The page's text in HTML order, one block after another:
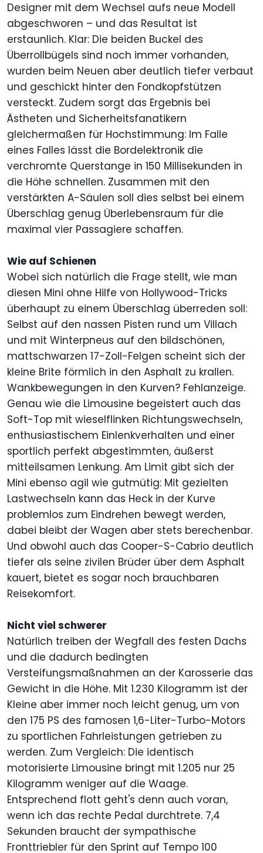
Designer mit dem Wechsel aufs neue Modell
abgeschworen – und das Resultat ist
erstaunlich. Klar: Die beiden Buckel des
Überrollbügels sind noch immer vorhanden,
wurden beim Neuen aber deutlich tiefer verbaut
und geschickt hinter den Fondkopfstützen
versteckt. Zudem sorgt das Ergebnis bei
Ästheten und Sicherheitsfanatikern
gleichermaßen für Hochstimmung: Im Falle
eines Falles lässt die Bordelektronik die
verchromte Querstange in 150 Millisekunden in
die Höhe schnellen. Zusammen mit den
verstärkten A-Säulen soll dies selbst bei einem
Überschlag genug Überlebensraum für die
maximal vier Passagiere schaffen.
Wie auf Schienen
Wobei sich natürlich die Frage stellt, wie man
diesen Mini ohne Hilfe von Hollywood-Tricks
überhaupt zu einem Überschlag überreden soll:
Selbst auf den nassen Pisten rund um Villach
und mit Winterpneus auf den bildschönen,
mattschwarzen 17-Zoll-Felgen scheint sich der
kleine Brite förmlich in den Asphalt zu krallen.
Wankbewegungen in den Kurven? Fehlanzeige.
Genau wie die Limousine begeistert auch das
Soft-Top mit wieselflinken Richtungswechseln,
enthusiastischem Einlenkverhalten und einer
sportlich perfekt abgestimmten, äußerst
mitteilsamen Lenkung. Am Limit gibt sich der
Mini ebenso agil wie gutmütig: Mit gezielten
Lastwechseln kann das Heck in der Kurve
problemlos zum Eindrehen bewegt werden,
dabei bleibt der Wagen aber stets berechenbar.
Und obwohl auch das Cooper-S-Cabrio deutlich
tiefer als seine zivilen Brüder über dem Asphalt
kauert, bietet es sogar noch brauchbaren
Reisekomfort.
Nicht viel schwerer
Natürlich treiben der Wegfall des festen Dachs
und die dadurch bedingten
Versteifungsmaßnahmen an der Karosserie das
Gewicht in die Höhe. Mit 1.230 Kilogramm ist der
Kleine aber immer noch leicht genug, um von
den 175 PS des famosen 1,6-Liter-Turbo-Motors
zu sportlichen Fahrleistungen getrieben zu
werden. Zum Vergleich: Die identisch
motorisierte Limousine bringt mit 1.205 nur 25
Kilogramm weniger auf die Waage.
Entsprechend flott geht's denn auch voran,
wenn ich das rechte Pedal durchtrete. 7,4
Sekunden braucht der sympathische
Fronttriebler für den Sprint auf Tempo 100